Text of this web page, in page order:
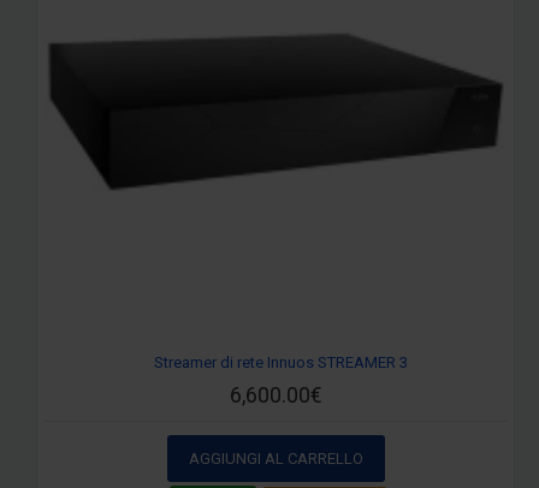
Streamer di rete Innuos STREAMER 3
6,600.00€
AGGIUNGI AL CARRELLO